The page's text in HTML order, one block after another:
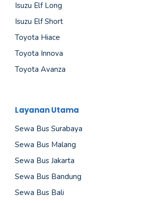
Isuzu Elf Long
Isuzu Elf Short
Toyota Hiace
Toyota Innova
Toyota Avanza
Layanan Utama
Sewa Bus Surabaya
Sewa Bus Malang
Sewa Bus Jakarta
Sewa Bus Bandung
Sewa Bus Bali